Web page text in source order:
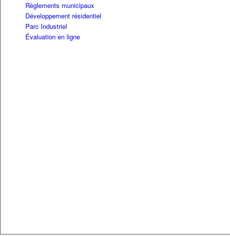
Règlements municipaux
Développement résidentiel
Parc Industriel
Évaluation en ligne